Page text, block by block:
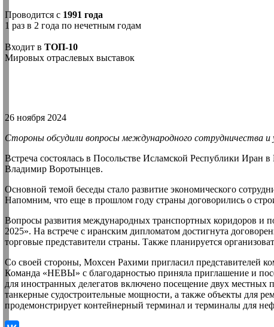
Проводится с 1991 года
1 раз в 2 года по нечетным годам
Входит в ТОП-10
Мировых отраслевых выставок
26 ноября 2024
Стороны обсудили вопросы международного сотрудничества
Встреча состоялась в Посольстве Исламской Республики
Владимир Воротынцев.
Основной темой беседы стало развитие экономического
Напомним, что еще в прошлом году страны договорились о
Вопросы развития международных транспортных коридоров и
2025». На встрече с иранским дипломатом достигнута
торговые представители страны. Также планируется
Со своей стороны, Мохсен Рахими пригласил представителей
Команда «НЕВЫ» с благодарностью приняла приглашение и
для иностранных делегатов включено посещение двух
танкерные судостроительные мощности, а также объекты для
продемонстрирует контейнерный терминал и терминалы для